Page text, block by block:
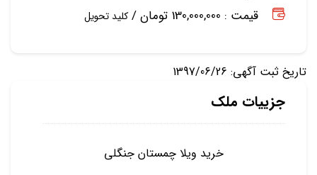
قیمت : 130,000,000 تومان /
کلید تحویل
تاریخ ثبت آگهی: 1397/06/26
جزییات ملک
خرید ویلا چمستان جنگلی